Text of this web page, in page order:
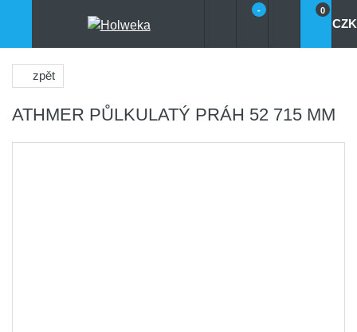
- 0
CZK
zpět
ATHMER PŮLKULATÝ PRÁH 52 715 MM